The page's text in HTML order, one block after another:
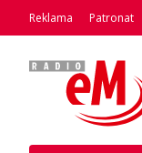
Reklama Patronat